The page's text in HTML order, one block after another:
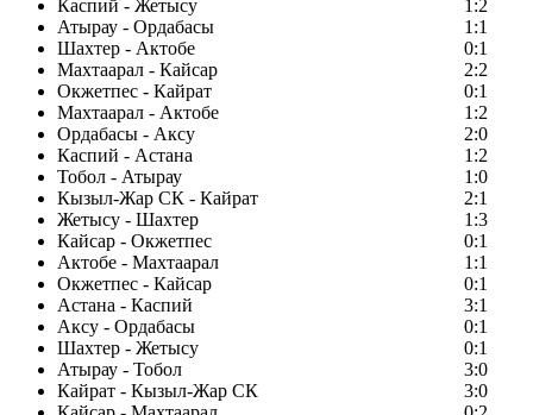
Каспий - Жетысу
1:2
Атырау - Ордабасы
1:1
Шахтер - Актобе
0:1
Махтаарал - Кайсар
2:2
Окжетпес - Кайрат
0:1
Махтаарал - Актобе
1:2
Ордабасы - Аксу
2:0
Каспий - Астана
1:2
Тобол - Атырау
1:0
Кызыл-Жар СК - Кайрат
2:1
Жетысу - Шахтер
1:3
Кайсар - Окжетпес
0:1
Актобе - Махтаарал
1:1
Окжетпес - Кайсар
0:1
Астана - Каспий
3:1
Аксу - Ордабасы
0:1
Шахтер - Жетысу
0:1
Атырау - Тобол
3:0
Кайрат - Кызыл-Жар СК
3:0